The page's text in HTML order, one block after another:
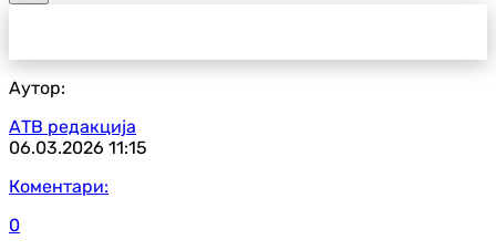
Аутор:
АТВ редакција
06.03.2026 11:15
Коментари:
0